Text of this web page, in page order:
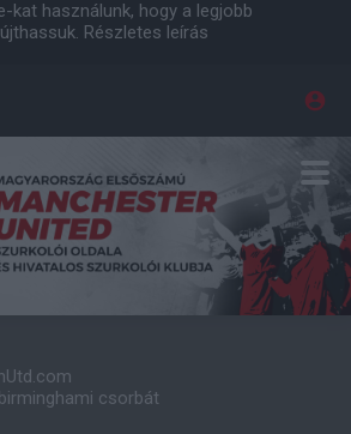
kat használunk, hogy a legjobb
Részletes leírás
csorbát